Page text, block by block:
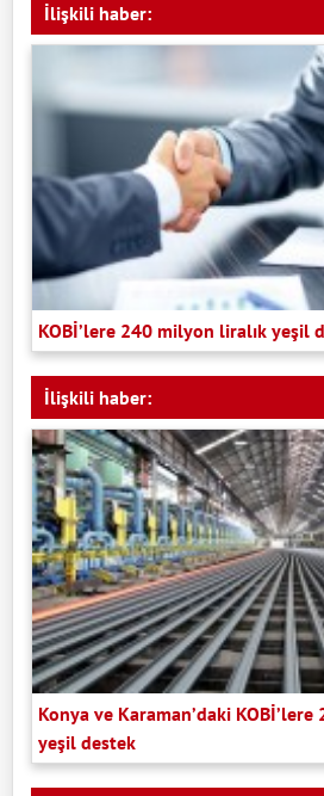
İlişkili haber:
KOBİ’lere 240 milyon liralık yeşil
İlişkili haber:
Konya ve Karaman’daki
yeşil destek